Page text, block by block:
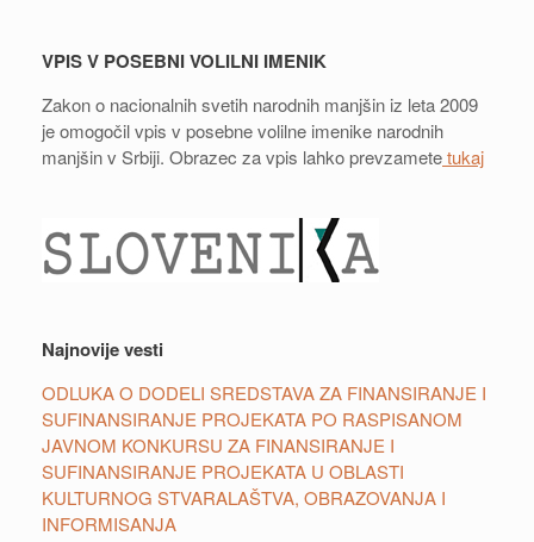
VPIS V POSEBNI VOLILNI IMENIK
Zakon o nacionalnih svetih narodnih manjšin iz leta 2009
je omogočil vpis v posebne volilne imenike narodnih
manjšin v Srbiji. Obrazec za vpis lahko prevzametetukaj
Najnovije vesti
ODLUKA O DODELI SREDSTAVA ZA FINANSIRANJE I
SUFINANSIRANJE PROJEKATA PO RASPISANOM
JAVNOM KONKURSU ZA FINANSIRANJE I
SUFINANSIRANJE PROJEKATA U OBLASTI
KULTURNOG STVARALAŠTVA, OBRAZOVANJA I
INFORMISANJA